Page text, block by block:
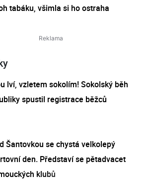
tabáku, všimla si ho ostraha
lví, vzletem sokolím! Sokolský běh
spustil registrace běžců
Šantovkou se chystá velkolepý
den. Představí se pětadvacet
klubů